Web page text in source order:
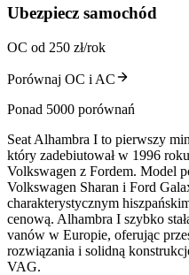
Ubezpiecz samochód
OC od 250 zł/rok
Porównaj OC i AC
Ponad 5000 porównań
Seat Alhambra I to pierwszy
który zadebiutował w 1996
Volkswagen z Fordem. Model
Volkswagen Sharan i Ford
charakterystycznym
cenową. Alhambra I szybko
vanów w Europie, oferując
rozwiązania i solidną
VAG.